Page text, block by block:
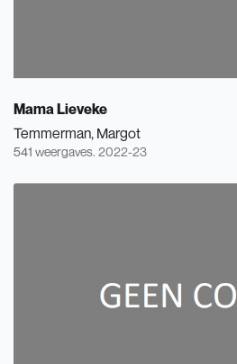
Mama Lieveke
Temmerman, Margot
541 weergaves. 2022-23